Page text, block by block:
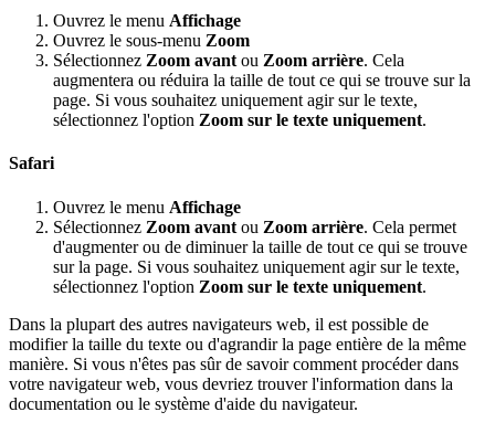
Ouvrez le menu Affichage
Ouvrez le sous-menu Zoom
Sélectionnez Zoom avant ou Zoom arrière. Cela
augmentera ou réduira la taille de tout ce qui se trouve sur la
page. Si vous souhaitez uniquement agir sur le texte,
sélectionnez l'option Zoom sur le texte uniquement.
Safari
Ouvrez le menu Affichage
Sélectionnez Zoom avant ou Zoom arrière. Cela permet
d'augmenter ou de diminuer la taille de tout ce qui se trouve
sur la page. Si vous souhaitez uniquement agir sur le texte,
sélectionnez l'option Zoom sur le texte uniquement.
Dans la plupart des autres navigateurs web, il est possible de
modifier la taille du texte ou d'agrandir la page entière de la même
manière. Si vous n'êtes pas sûr de savoir comment procéder dans
votre navigateur web, vous devriez trouver l'information dans la
documentation ou le système d'aide du navigateur.